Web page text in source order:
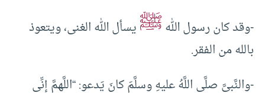
-وقد كان رسول اللهﷺيسأل الله الغنى، ويتعوذ
بالله من الفقر.
-والنَّبيَّ صلَّى اللَّهُ عليهِ وسلَّمَ كانَ يَدعو: “اللَّهمَّ إنِّي